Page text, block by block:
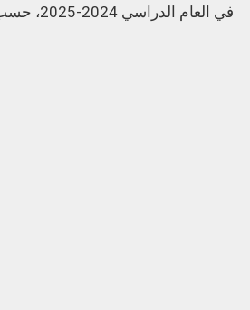
في العام الدراسي 2024-2025، حسب بيانات الجامعة.